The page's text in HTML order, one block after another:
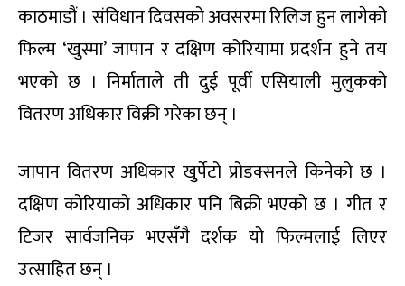
काठमाडौं । संविधान दिवसको अवसरमा रिलिज हुन लागेको
फिल्म ‘खुस्मा’ जापान र दक्षिण कोरियामा प्रदर्शन हुने तय
भएको छ । निर्माताले ती दुई पूर्वी एसियाली मुलुकको
वितरण अधिकार विक्री गरेका छन् ।
जापान वितरण अधिकार खुर्पेटो प्रोडक्सनले किनेको छ ।
दक्षिण कोरियाको अधिकार पनि बिक्री भएको छ । गीत र
टिजर सार्वजनिक भएसँगै दर्शक यो फिल्मलाई लिएर
उत्साहित छन् ।